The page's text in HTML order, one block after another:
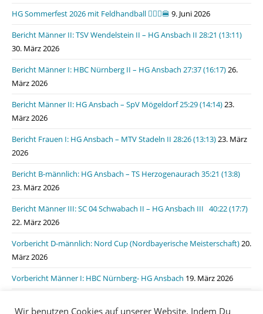
HG Sommerfest 2026 mit Feldhandball 🤾🏼‍♂️🍔 9. Juni 2026
Bericht Männer II: TSV Wendelstein II – HG Ansbach II 28:21 (13:11)
30. März 2026
Bericht Männer I: HBC Nürnberg II – HG Ansbach 27:37 (16:17)26.
März 2026
Bericht Männer II: HG Ansbach – SpV Mögeldorf 25:29 (14:14)23.
März 2026
Bericht Frauen I: HG Ansbach – MTV Stadeln II 28:26 (13:13)23. März
2026
Bericht B-männlich: HG Ansbach – TS Herzogenaurach 35:21 (13:8)
23. März 2026
Bericht Männer III: SC 04 Schwabach II – HG Ansbach III 40:22 (17:7)
22. März 2026
Vorbericht D-männlich: Nord Cup (Nordbayerische Meisterschaft)20.
März 2026
Vorbericht Männer I: HBC Nürnberg- HG Ansbach 19. März 2026
Wir benutzen Cookies auf unserer Website. Indem Du